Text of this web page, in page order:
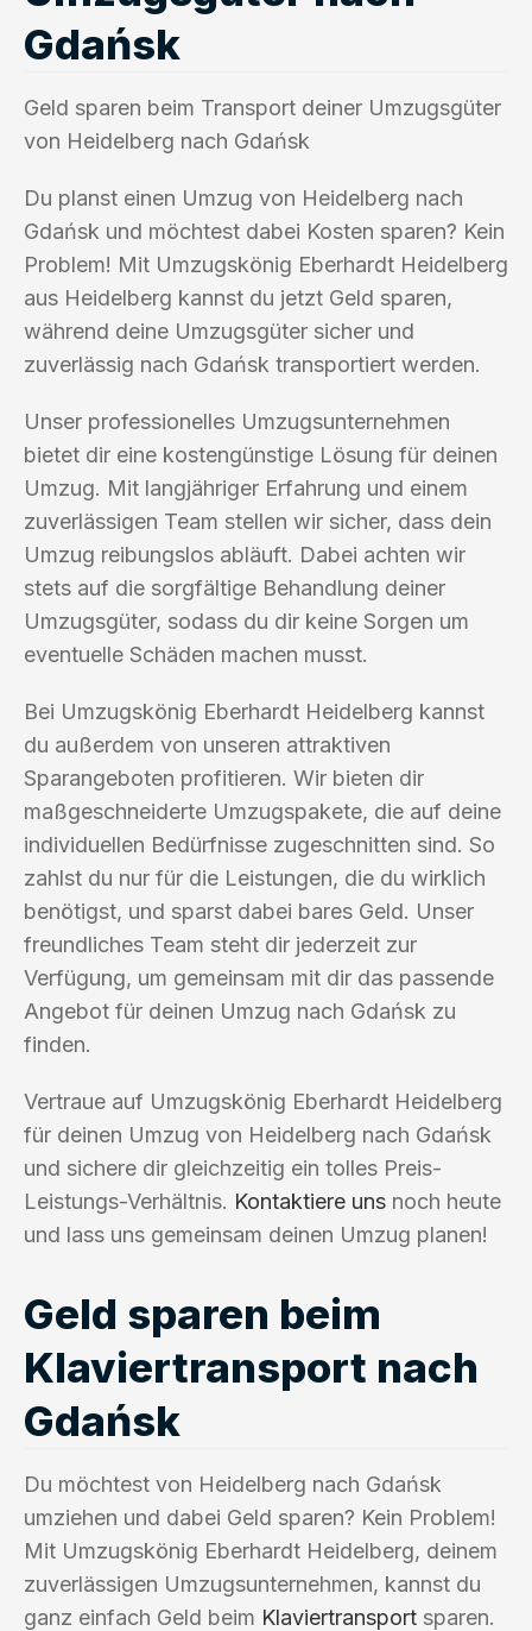
Gdańsk
Geld sparen beim Transport deiner Umzugsgüter
von Heidelberg nach Gdańsk
Du planst einen Umzug von Heidelberg nach
Gdańsk und möchtest dabei Kosten sparen? Kein
Problem! Mit Umzugskönig Eberhardt Heidelberg
aus Heidelberg kannst du jetzt Geld sparen,
während deine Umzugsgüter sicher und
zuverlässig nach Gdańsk transportiert werden.
Unser professionelles Umzugsunternehmen
bietet dir eine kostengünstige Lösung für deinen
Umzug. Mit langjähriger Erfahrung und einem
zuverlässigen Team stellen wir sicher, dass dein
Umzug reibungslos abläuft. Dabei achten wir
stets auf die sorgfältige Behandlung deiner
Umzugsgüter, sodass du dir keine Sorgen um
eventuelle Schäden machen musst.
Bei Umzugskönig Eberhardt Heidelberg kannst
du außerdem von unseren attraktiven
Sparangeboten profitieren. Wir bieten dir
maßgeschneiderte Umzugspakete, die auf deine
individuellen Bedürfnisse zugeschnitten sind. So
zahlst du nur für die Leistungen, die du wirklich
benötigst, und sparst dabei bares Geld. Unser
freundliches Team steht dir jederzeit zur
Verfügung, um gemeinsam mit dir das passende
Angebot für deinen Umzug nach Gdańsk zu
finden.
Vertraue auf Umzugskönig Eberhardt Heidelberg
für deinen Umzug von Heidelberg nach Gdańsk
und sichere dir gleichzeitig ein tolles Preis-
Leistungs-Verhältnis. Kontaktiere uns noch heute
und lass uns gemeinsam deinen Umzug planen!
Geld sparen beim
Klaviertransport nach
Gdańsk
Du möchtest von Heidelberg nach Gdańsk
umziehen und dabei Geld sparen? Kein Problem!
Mit Umzugskönig Eberhardt Heidelberg, deinem
zuverlässigen Umzugsunternehmen, kannst du
ganz einfach Geld beim Klaviertransport sparen.